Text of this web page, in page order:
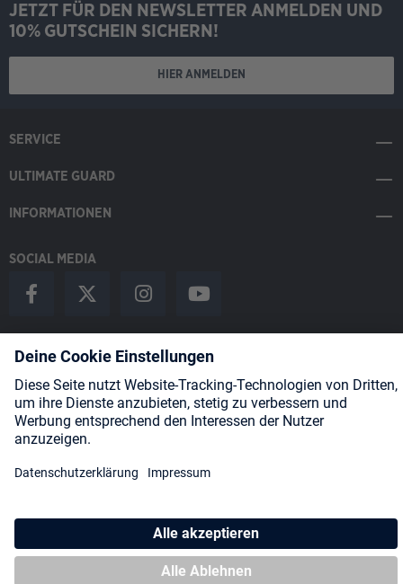
JETZT FÜR DEN NEWSLETTER ANMELDEN UND
10% GUTSCHEIN SICHERN!
HIER ANMELDEN
SERVICE
ULTIMATE GUARD
INFORMATIONEN
SOCIAL MEDIA
Payment Methods
Shipping
* Alle Preise inkl. gesetzl. Mehrwertsteuer zzgl.Versandkostenund
ggf. Nachnahmegebühren, wenn nicht anders angegeben.